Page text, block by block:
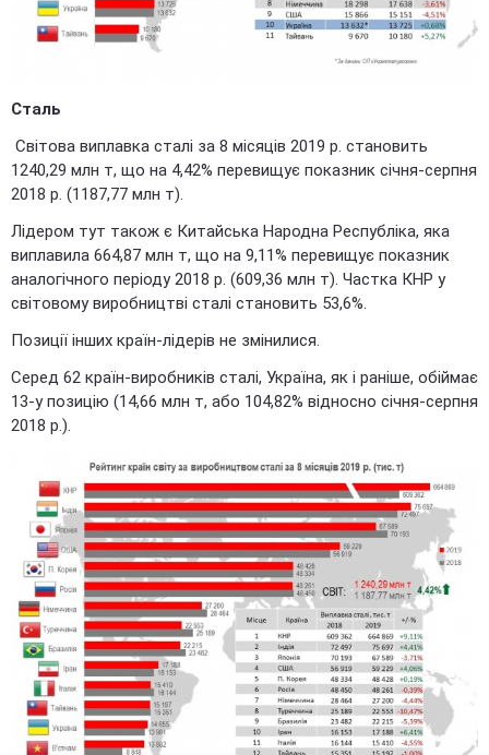
Сталь
Світова виплавка сталі за 8 місяців 2019 р. становить
1240,29 млн т, що на 4,42% перевищує показник січня-серпня
2018 р. (1187,77 млн т).
Лідером тут також є Китайська Народна Республіка, яка
виплавила 664,87 млн т, що на 9,11% перевищує показник
аналогічного періоду 2018 р. (609,36 млн т). Частка КНР у
світовому виробництві сталі становить 53,6%.
Позиції інших країн-лідерів не змінилися.
Серед 62 країн-виробників сталі, Україна, як і раніше, обіймає
13-у позицію (14,66 млн т, або 104,82% відносно січня-серпня
2018 р.).